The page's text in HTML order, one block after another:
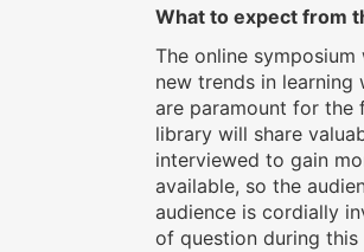
What to expect from
The online
new trends in learning
are paramount for the
library will share
interviewed to gain
available, so the
audience is cordially
of question during this